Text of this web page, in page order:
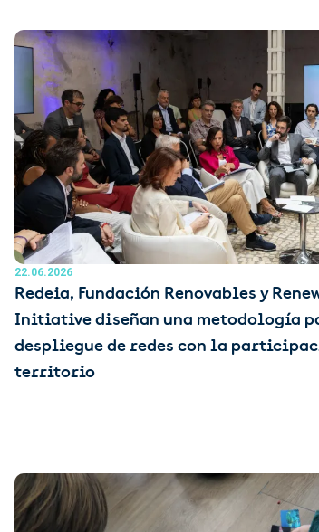
22.06.2026
Redeia, Fundación Renovables y
Initiative diseñan una metodología
despliegue de redes con la
territorio